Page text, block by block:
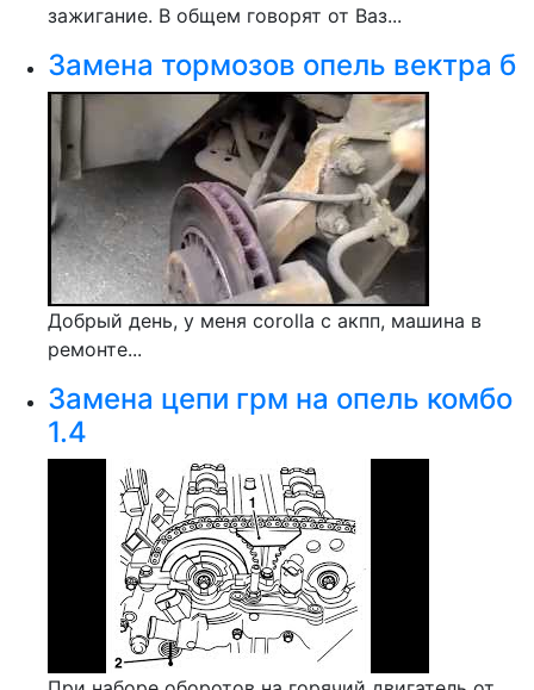
зажигание. В общем говорят от Ваз...
Замена тормозов опель вектра б
Добрый день, у меня corolla c акпп, машина в
ремонте...
Замена цепи грм на опель комбо
1.4